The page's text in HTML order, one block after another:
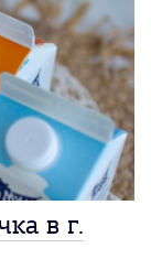
в г.